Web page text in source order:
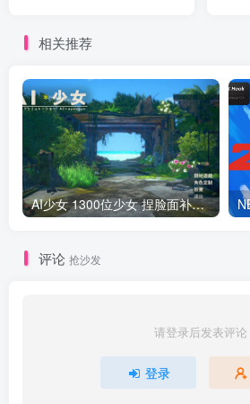
相关推荐
AI少女 1300位少女 捏脸面补数据整合包 总有一位是你想要的
评论 抢沙发
请登录后发表评论
登录